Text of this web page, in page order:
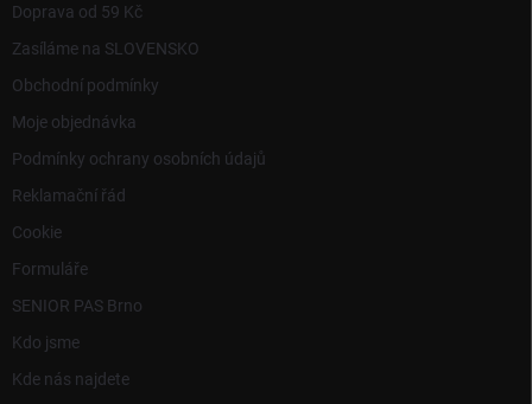
Doprava od 59 Kč
Zasíláme na SLOVENSKO
Obchodní podmínky
Moje objednávka
Podmínky ochrany osobních údajů
Reklamační řád
Cookie
Formuláře
SENIOR PAS Brno
Kdo jsme
Kde nás najdete